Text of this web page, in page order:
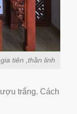
tiên ,thần linh
trắng. Cách